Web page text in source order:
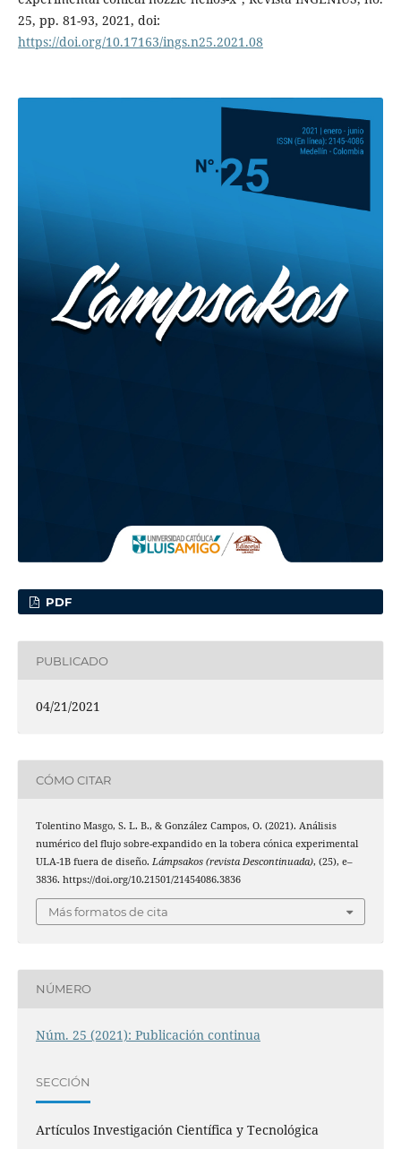
25, pp. 81-93, 2021, doi:
https://doi.org/10.17163/ings.n25.2021.08
PDF
PUBLICADO
04/21/2021
CÓMO CITAR
Tolentino Masgo, S. L. B., & González Campos, O. (2021). Análisis
numérico del flujo sobre-expandido en la tobera cónica experimental
ULA-1B fuera de diseño. Lámpsakos (revista Descontinuada), (25), e–
3836. https://doi.org/10.21501/21454086.3836
Más formatos de cita
NÚMERO
Núm. 25 (2021): Publicación continua
SECCIÓN
Artículos Investigación Científica y Tecnológica